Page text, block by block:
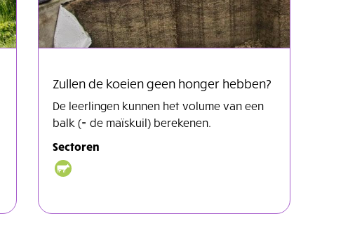
Zullen de koeien geen honger hebben?
De leerlingen kunnen het volume van een
balk (= de maïskuil) berekenen.
Sectoren